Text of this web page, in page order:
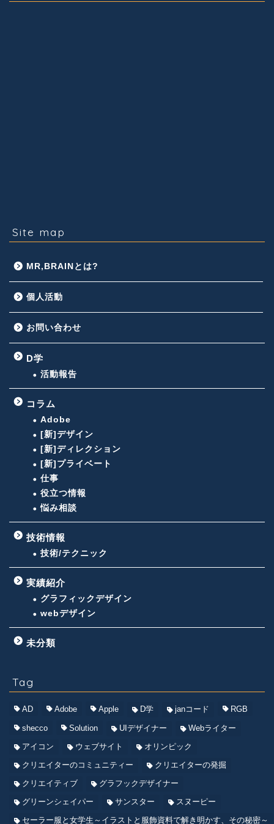
Site map
MR,BRAINとは?
個人活動
お問い合わせ
D学
活動報告
コラム
Adobe
[新]デザイン
[新]ディレクション
[新]プライベート
仕事
役立つ情報
悩み相談
技術情報
技術/テクニック
実績紹介
グラフィックデザイン
webデザイン
未分類
Tag
AD Adobe Apple D学 janコード RGB
shecco Solution UIデザイナー
Webライター
アイコン
ウェブサイト
オリンピック
クリエイターのコミュニティー
クリエイターの発掘
クリエイティブ
グラフックデザイナー
グリーンシェイパー
サンスター
スヌーピー
セーラー服と女学生～イラストと服飾資料で解き明かす、その秘密～